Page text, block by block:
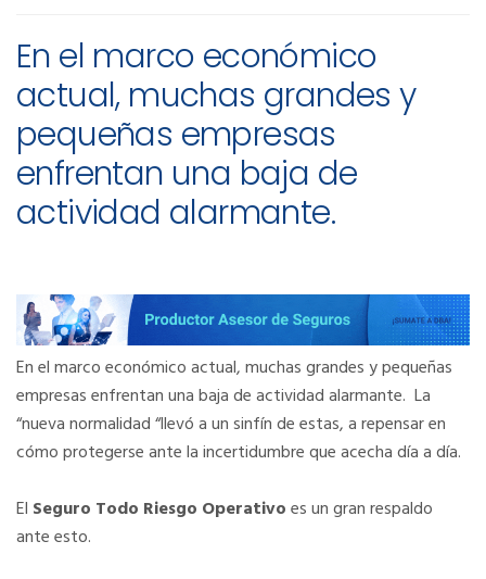
En el marco económico
actual, muchas grandes y
pequeñas empresas
enfrentan una baja de
actividad alarmante.
En el marco económico actual, muchas grandes y pequeñas
empresas enfrentan una baja de actividad alarmante. La
“nueva normalidad “llevó a un sinfín de estas, a repensar en
cómo protegerse ante la incertidumbre que acecha día a día.
El Seguro Todo Riesgo Operativoes un gran respaldo
ante esto.